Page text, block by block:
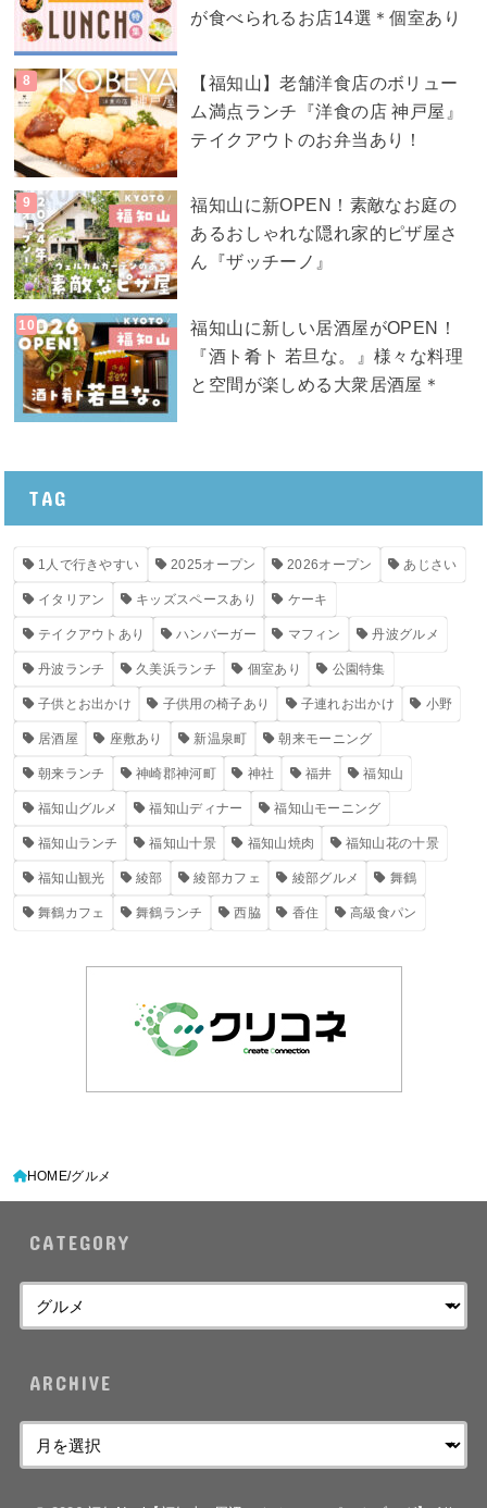
が食べられるお店14選＊個室あり
【福知山】老舗洋食店のボリュー
ム満点ランチ『洋食の店 神戸屋』
テイクアウトのお弁当あり！
福知山に新OPEN！素敵なお庭の
あるおしゃれな隠れ家的ピザ屋さ
ん『ザッチーノ』
福知山に新しい居酒屋がOPEN！
『酒ト肴ト 若旦な。』様々な料理
と空間が楽しめる大衆居酒屋＊
TAG
1人で行きやすい 2025オープン 2026オープン あじさい
イタリアン キッズスペースあり ケーキ
テイクアウトあり ハンバーガー マフィン 丹波グルメ
丹波ランチ 久美浜ランチ 個室あり 公園特集
子供とお出かけ 子供用の椅子あり 子連れお出かけ 小野
居酒屋 座敷あり 新温泉町 朝来モーニング
朝来ランチ 神崎郡神河町 神社 福井 福知山
福知山グルメ 福知山ディナー 福知山モーニング
福知山ランチ 福知山十景 福知山焼肉 福知山花の十景
福知山観光 綾部 綾部カフェ 綾部グルメ 舞鶴
舞鶴カフェ 舞鶴ランチ 西脇 香住 高級食パン
HOME グルメ
CATEGORY
ARCHIVE